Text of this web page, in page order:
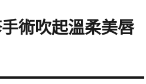
術吹起溫柔美唇